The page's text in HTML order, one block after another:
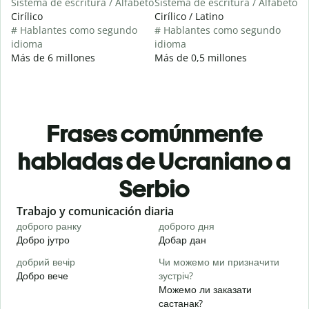
Cirílico
# Hablantes como segundo
idioma
Más de 6 millones
Cirílico / Latino
# Hablantes como segundo
idioma
Más de 0,5 millones
Frases comúnmente
habladas de Ucraniano a
Serbio
Slide 1 of 6
Trabajo y comunicación diaria
доброго ранку
Добро јутро
доброго дня
Добар дан
добрий вечір
Добро вече
Чи можемо ми призначити
зустріч?
Можемо ли заказати
састанак?